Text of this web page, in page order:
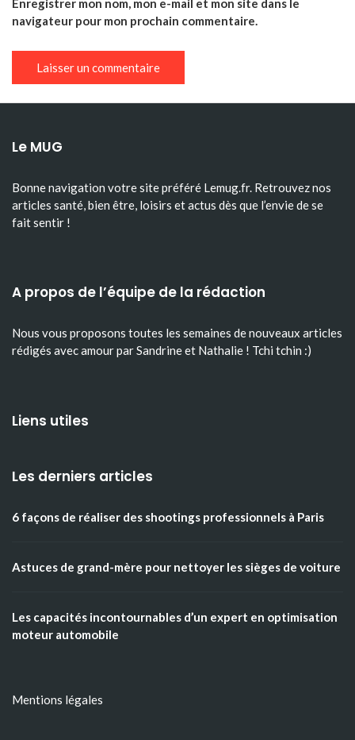
navigateur pour mon prochain commentaire.
Le MUG
Bonne navigation votre site préféré Lemug.fr. Retrouvez nos
articles santé, bien être, loisirs et actus dès que l’envie de se
fait sentir !
A propos de l’équipe de la rédaction
Nous vous proposons toutes les semaines de nouveaux articles
rédigés avec amour par Sandrine et Nathalie ! Tchi tchin :)
Liens utiles
Les derniers articles
6 façons de réaliser des shootings professionnels à Paris
Astuces de grand-mère pour nettoyer les sièges de voiture
Les capacités incontournables d’un expert en optimisation
moteur automobile
Mentions légales